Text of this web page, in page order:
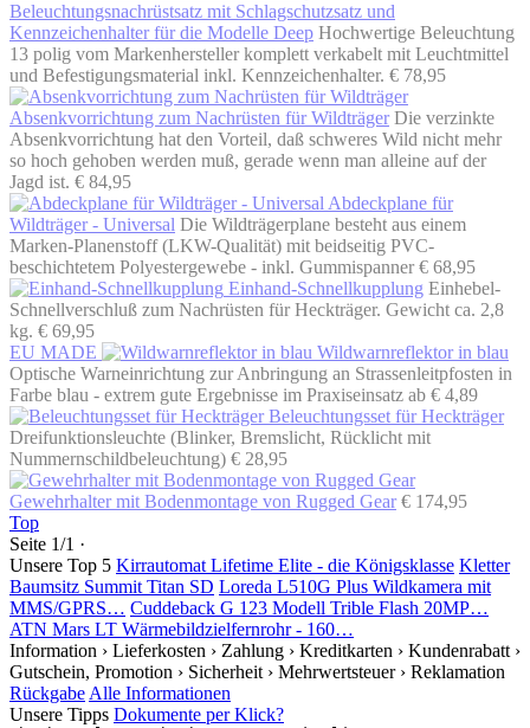
Beleuchtungsnachrüstsatz mit Schlagschutzsatz und
Kennzeichenhalter für die Modelle Deep Hochwertige Beleuchtung
13 polig vom Markenhersteller komplett verkabelt mit Leuchtmittel
und Befestigungsmaterial inkl. Kennzeichenhalter. € 78,95
Absenkvorrichtung zum Nachrüsten für Wildträger Die verzinkte
Absenkvorrichtung hat den Vorteil, daß schweres Wild nicht mehr
so hoch gehoben werden muß, gerade wenn man alleine auf der
Jagd ist. € 84,95
Abdeckplane für
Wildträger - Universal Die Wildträgerplane besteht aus einem
Marken-Planenstoff (LKW-Qualität) mit beidseitig PVC-
beschichtetem Polyestergewebe - inkl. Gummispanner € 68,95
Einhand-Schnellkupplung Einhebel-
Schnellverschluß zum Nachrüsten für Heckträger. Gewicht ca. 2,8
kg. € 69,95
EU MADE
Wildwarnreflektor in blau
Optische Warneinrichtung zur Anbringung an Strassenleitpfosten in
Farbe blau - extrem gute Ergebnisse im Praxiseinsatz ab € 4,89
Beleuchtungsset für Heckträger
Dreifunktionsleuchte (Blinker, Bremslicht, Rücklicht mit
Nummernschildbeleuchtung) € 28,95
Gewehrhalter mit Bodenmontage von Rugged Gear € 174,95
Top
Seite 1/1 ·
Unsere Top 5 Kirrautomat Lifetime Elite - die Königsklasse Kletter
Baumsitz Summit Titan SD Loreda L510G Plus Wildkamera mit
MMS/GPRS… Cuddeback G 123 Modell Trible Flash 20MP…
ATN Mars LT Wärmebildzielfernrohr - 160…
Information › Lieferkosten › Zahlung › Kreditkarten › Kundenrabatt ›
Gutschein, Promotion › Sicherheit › Mehrwertsteuer › Reklamation
Rückgabe Alle Informationen
Unsere Tipps Dokumente per Klick?